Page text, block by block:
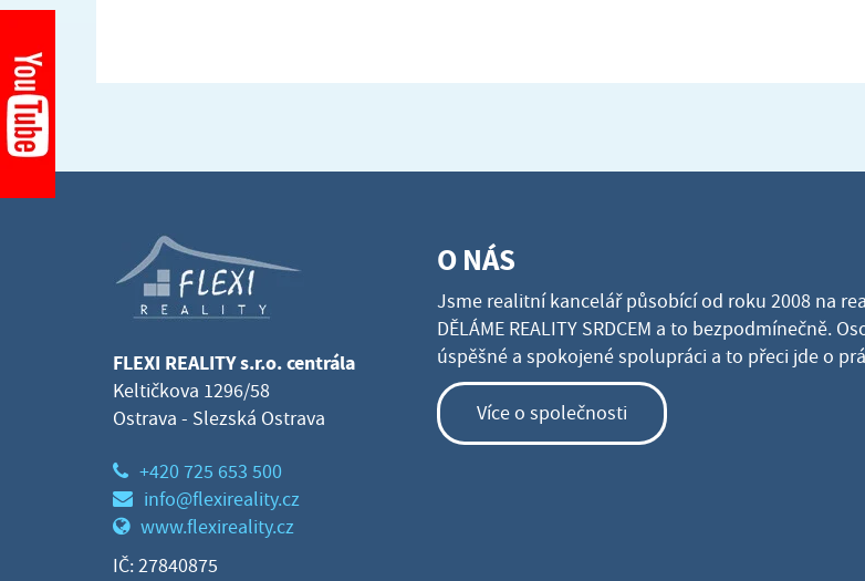
FLEXI REALITY s.r.o. centrála
Keltičkova 1296/58
Ostrava - Slezská Ostrava
+420 725 653 500
info@flexireality.cz
www.flexireality.cz
IČ: 27840875
O NÁS
Jsme realitní kancelář působící od roku 2008 na
DĚLÁME REALITY SRDCEM a to
úspěšné a spokojené spolupráci a to přeci jde o
Více o společnosti